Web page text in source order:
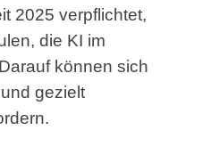
2025 verpflichtet,
die KI im
können sich
gezielt